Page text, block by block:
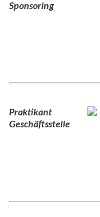
Sponsoring
Praktikant
Geschäftsstelle